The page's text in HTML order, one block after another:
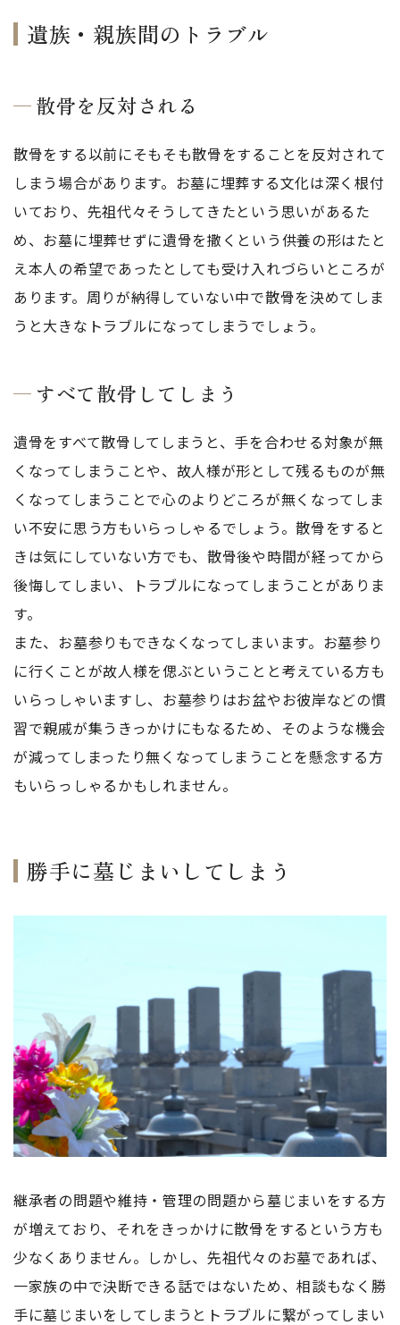
遺族・親族間のトラブル
散骨を反対される
散骨をする以前にそもそも散骨をすることを反対されて
しまう場合があります。お墓に埋葬する文化は深く根付
いており、先祖代々そうしてきたという思いがあるた
め、お墓に埋葬せずに遺骨を撒くという供養の形はたと
え本人の希望であったとしても受け入れづらいところが
あります。周りが納得していない中で散骨を決めてしま
うと大きなトラブルになってしまうでしょう。
すべて散骨してしまう
遺骨をすべて散骨してしまうと、手を合わせる対象が無
くなってしまうことや、故人様が形として残るものが無
くなってしまうことで心のよりどころが無くなってしま
い不安に思う方もいらっしゃるでしょう。散骨をすると
きは気にしていない方でも、散骨後や時間が経ってから
後悔してしまい、トラブルになってしまうことがありま
す。
また、お墓参りもできなくなってしまいます。お墓参り
に行くことが故人様を偲ぶということと考えている方も
いらっしゃいますし、お墓参りはお盆やお彼岸などの慣
習で親戚が集うきっかけにもなるため、そのような機会
が減ってしまったり無くなってしまうことを懸念する方
もいらっしゃるかもしれません。
勝手に墓じまいしてしまう
継承者の問題や維持・管理の問題から墓じまいをする方
が増えており、それをきっかけに散骨をするという方も
少なくありません。しかし、先祖代々のお墓であれば、
一家族の中で決断できる話ではないため、相談もなく勝
手に墓じまいをしてしまうとトラブルに繋がってしまい